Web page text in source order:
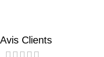
Avis Clients